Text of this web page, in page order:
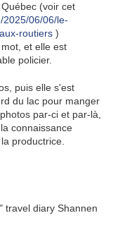
(voir cet
2025/06/06/le-
routiers )
et elle est
policier.
puis elle s'est
du lac pour manger
par-ci et par-là,
connaissance
productrice.
travel diary Shannen